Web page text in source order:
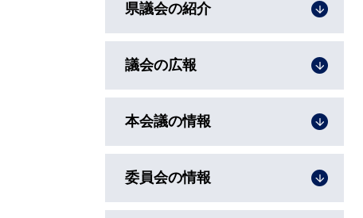
県議会の紹介
議会の広報
本会議の情報
委員会の情報